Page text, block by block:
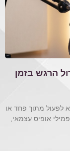
הרגש בזמן
לפעול מתוך פחד או
אופיס עצמאי,